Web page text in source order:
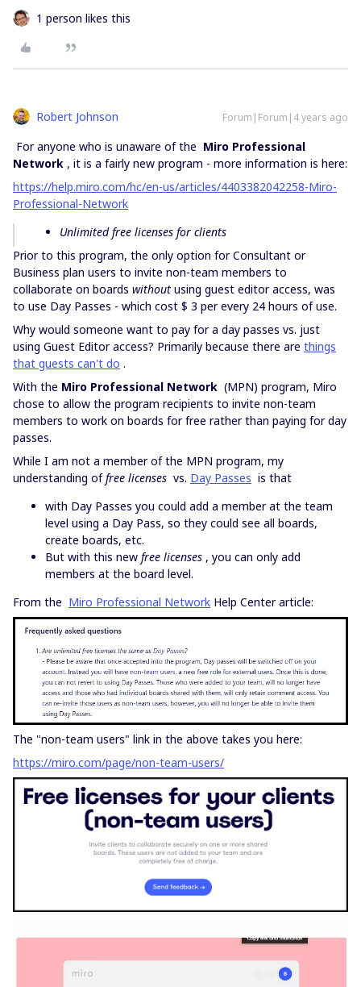
1 person likes this
Robert Johnson Forum|Forum|4 years ago
For anyone who is unaware of the Miro Professional
Network , it is a fairly new program - more information is here:
https://help.miro.com/hc/en-us/articles/4403382042258-Miro-
Professional-Network
Unlimited free licenses for clients
Prior to this program, the only option for Consultant or
Business plan users to invite non-team members to
collaborate on boards without using guest editor access, was
to use Day Passes - which cost $ 3 per every 24 hours of use.
Why would someone want to pay for a day passes vs. just
using Guest Editor access? Primarily because there are things
that guests can't do .
With the Miro Professional Network (MPN) program, Miro
chose to allow the program recipients to invite non-team
members to work on boards for free rather than paying for day
passes.
While I am not a member of the MPN program, my
understanding offree licenses vs. Day Passes is that
with Day Passes you could add a member at the team
level using a Day Pass, so they could see all boards,
create boards, etc.
But with this new free licenses , you can only add
members at the board level.
From the Miro Professional Network Help Center article:
The "non-team users" link in the above takes you here:
https://miro.com/page/non-team-users/